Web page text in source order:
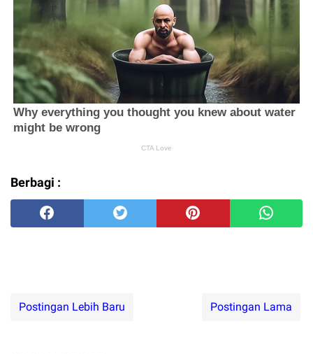
Berbagi :
Postingan Lebih Baru Postingan Lama